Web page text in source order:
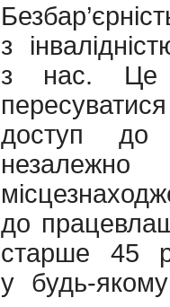
з
з нас. Це
доступ до
до
старше 45
у будь-